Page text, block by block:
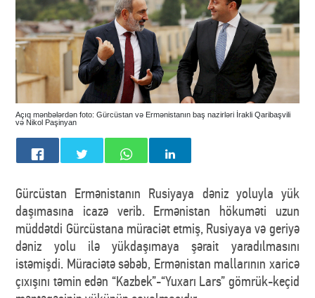
Açıq mənbələrdən foto: Gürcüstan və Ermənistanın baş nazirləri İrakli Qaribaşvili
və Nikol Paşinyan
Gürcüstan Ermənistanın Rusiyaya dəniz yoluyla yük
daşımasına icazə verib. Ermənistan hökuməti uzun
müddətdi Gürcüstana müraciət etmiş, Rusiyaya və geriyə
dəniz yolu ilə yükdaşımaya şərait yaradılmasını
istəmişdi. Müraciətə səbəb, Ermənistan mallarının xaricə
çıxışını təmin edən “Kazbek”-“Yuxarı Lars” gömrük-keçid